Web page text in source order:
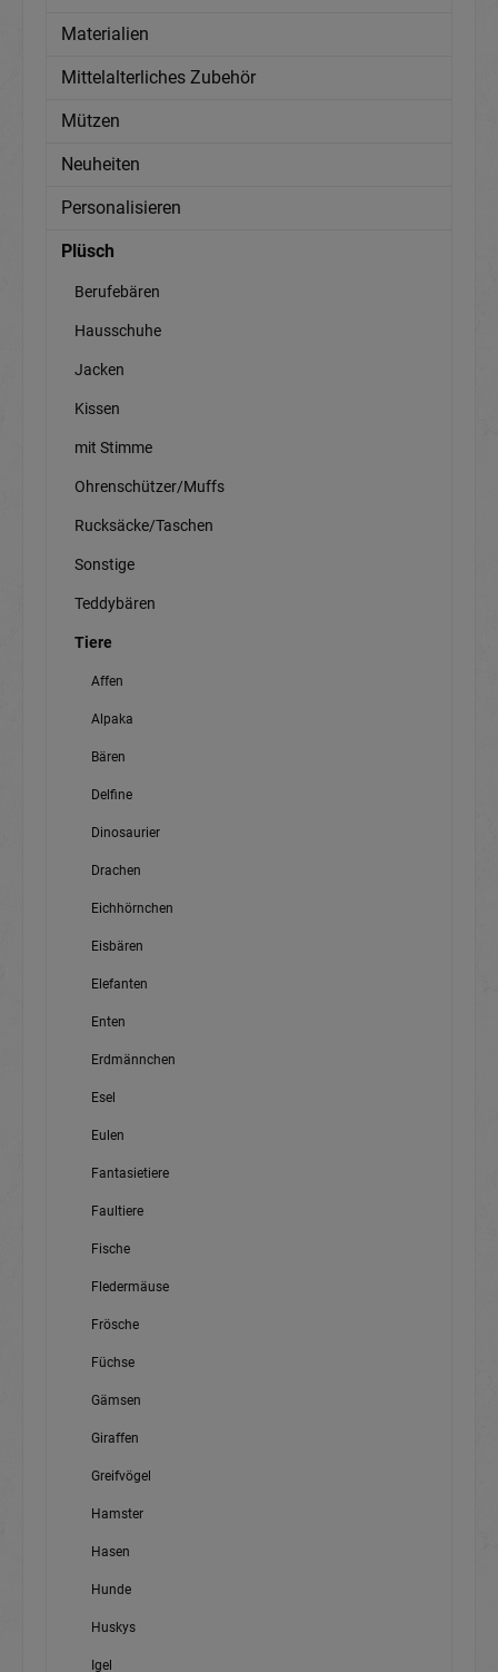
Materialien
Mittelalterliches Zubehör
Mützen
Neuheiten
Personalisieren
Plüsch
Berufebären
Hausschuhe
Jacken
Kissen
mit Stimme
Ohrenschützer/Muffs
Rucksäcke/Taschen
Sonstige
Teddybären
Tiere
Affen
Alpaka
Bären
Delfine
Dinosaurier
Drachen
Eichhörnchen
Eisbären
Elefanten
Enten
Erdmännchen
Esel
Eulen
Fantasietiere
Faultiere
Fische
Fledermäuse
Frösche
Füchse
Gämsen
Giraffen
Greifvögel
Hamster
Hasen
Hunde
Huskys
Igel